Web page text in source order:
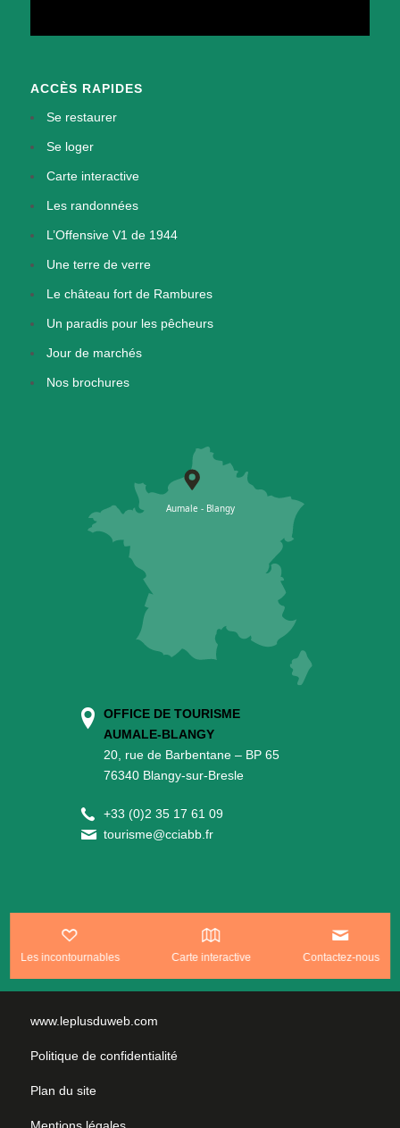
Les incontournables Carte interactive Contactez-nous
ACCÈS RAPIDES
Se restaurer
Se loger
Carte interactive
Les randonnées
L’Offensive V1 de 1944
Une terre de verre
Le château fort de Rambures
Un paradis pour les pêcheurs
Jour de marchés
Nos brochures
OFFICE DE TOURISME
AUMALE-BLANGY
20, rue de Barbentane – BP 65
76340 Blangy-sur-Bresle
+33 (0)2 35 17 61 09
tourisme@cciabb.fr
S’inscrire à la newsletter
www.leplusduweb.com
Politique de confidentialité
Plan du site
Mentions légales